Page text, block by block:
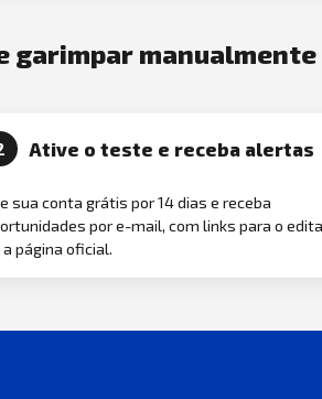
garimpar manualmente
Ative o teste e receba alertas
sua conta grátis por 14 dias e receba
por e-mail, com links para o
a página oficial.